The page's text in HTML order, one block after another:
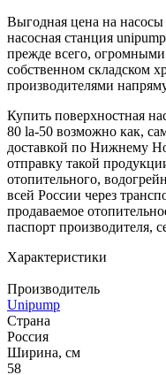
Выгодная цена на насосы
насосная станция
прежде всего,
собственном складском
производителями
Купить поверхностная
80 la-50 возможно как,
доставкой по Нижнему
отправку такой
отопительного,
всей России через
продаваемое
паспорт производителя,
Характеристики
Производитель
Unipump
Страна
Россия
Ширина, см
58